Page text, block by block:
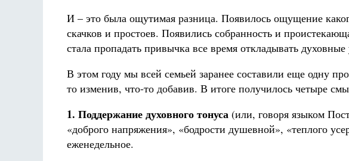
И – это была ощутимая разница. Появилось ощущение
скачков и простоев. Появились собранность и
стала пропадать привычка все время откладывать
В этом году мы всей семьей заранее составили еще одну
то изменив, что-то добавив. В итоге получилось четыре
1. Поддержание духовного тонуса (или, говоря языком
«доброго напряжения», «бодрости душевной», «теплого
еженедельное.